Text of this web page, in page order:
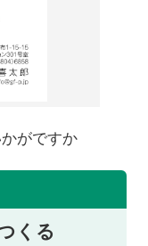
がですか
くる